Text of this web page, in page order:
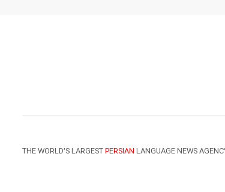
THE WORLD'S LARGESTPERSIAN LANGUAGE NEWS